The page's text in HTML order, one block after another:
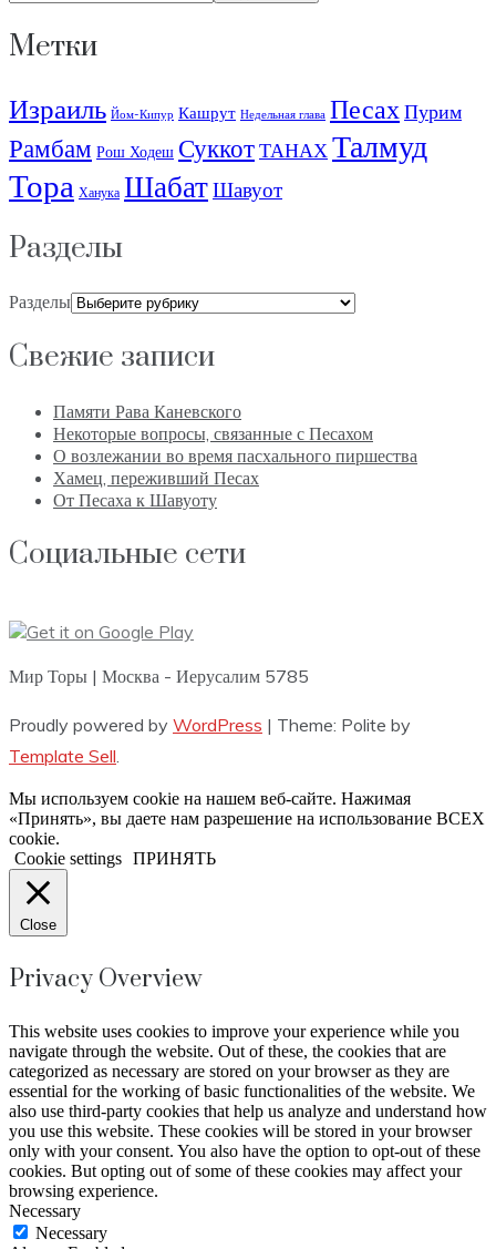
Метки
Израиль Йом-Кипур Кашрут Недельная глава Песах Пурим
Рамбам Рош Ходеш СуккотТАНАХТалмуд
Тора Ханука ШабатШавуот
Разделы
Разделы
Свежие записи
Памяти Рава Каневского
Некоторые вопросы, связанные с Песахом
О возлежании во время пасхального пиршества
Хамец, переживший Песах
От Песаха к Шавуоту
Социальные сети
Мир Торы | Москва - Иерусалим 5785
Proudly powered by WordPress | Theme: Polite by
Template Sell.
Мы используем cookie на нашем веб-сайте. Нажимая
«Принять», вы даете нам разрешение на использование ВСЕХ
cookie.
Cookie settings ПРИНЯТЬ
Close
Privacy Overview
This website uses cookies to improve your experience while you
navigate through the website. Out of these, the cookies that are
categorized as necessary are stored on your browser as they are
essential for the working of basic functionalities of the website. We
also use third-party cookies that help us analyze and understand how
you use this website. These cookies will be stored in your browser
only with your consent. You also have the option to opt-out of these
cookies. But opting out of some of these cookies may affect your
browsing experience.
Necessary
Necessary